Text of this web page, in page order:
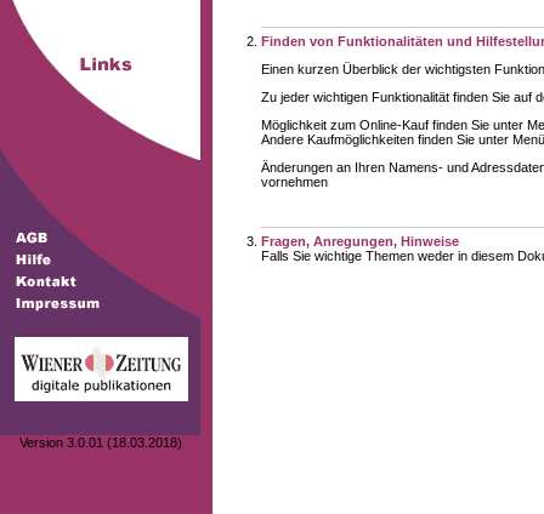
Version 3.0.01 (18.03.2018)
Finden von Funktionalitäten und
Einen kurzen Überblick der wichtigsten
Zu jeder wichtigen Funktionalität finden Sie auf
Möglichkeit zum Online-Kauf finden Sie unter
Andere Kaufmöglichkeiten finden Sie unter
Änderungen an Ihren Namens- und
vornehmen
Fragen, Anregungen, Hinweise
Falls Sie wichtige Themen weder in diesem